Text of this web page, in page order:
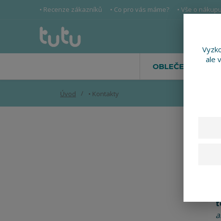
• Recenze zákazníků • Co pro vás máme? • Vše o nákupu
OBLEČENÍ
Úvod • Kontakty
ale